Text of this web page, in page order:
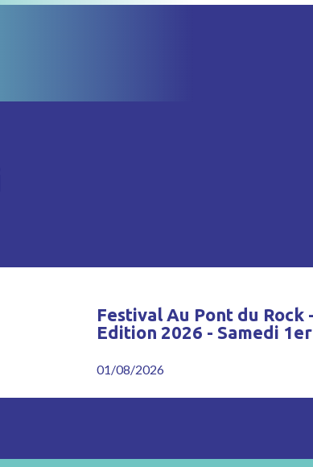
Festival Au Pont du Rock -
Edition 2026 - Samedi
01/08/2026